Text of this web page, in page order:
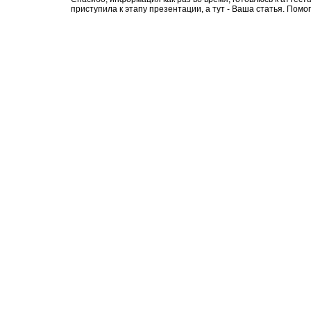
приступила к этапу презентации, а тут - Ваша статья.